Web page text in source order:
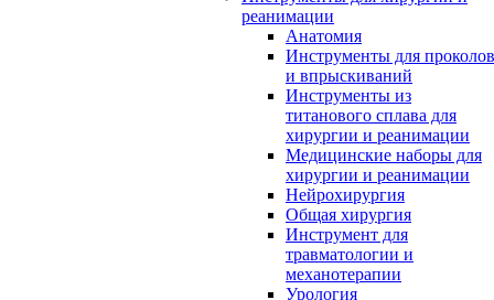
реанимации
Анатомия
Инструменты для проколов
и впрыскиваний
Инструменты из
титанового сплава для
хирургии и реанимации
Медицинские наборы для
хирургии и реанимации
Нейрохирургия
Общая хирургия
Инструмент для
травматологии и
механотерапии
Урология